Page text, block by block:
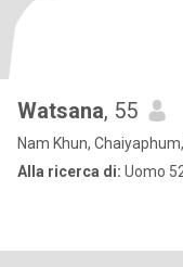
Watsana, 55
Nam Khun,
Alla ricerca di: Uomo